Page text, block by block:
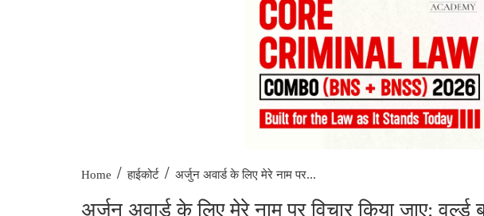
Home / हाईकोर्ट / अर्जुन अवार्ड के लिए मेरे नाम पर...
अर्जुन अवार्ड के लिए मेरे नाम पर विचार किया जाए: